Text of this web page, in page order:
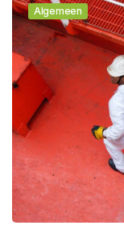
Algemeen